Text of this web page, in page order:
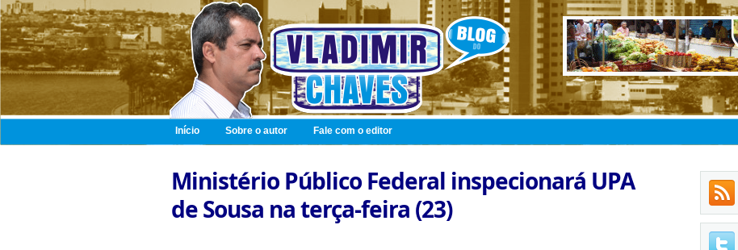
Início Sobre o autor Fale com o editor
Ministério Público Federal inspecionará UPA
de Sousa na terça-feira (23)